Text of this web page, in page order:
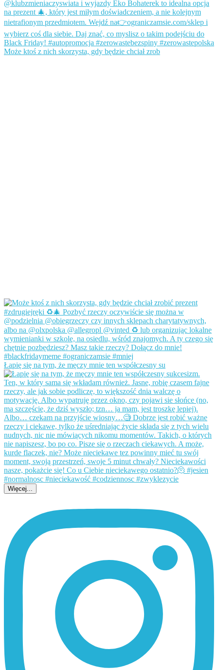
Może ktoś z nich skorzysta, gdy będzie chciał zrob
Łapię się na tym, że męczy mnie ten współczesny su
Więcej...